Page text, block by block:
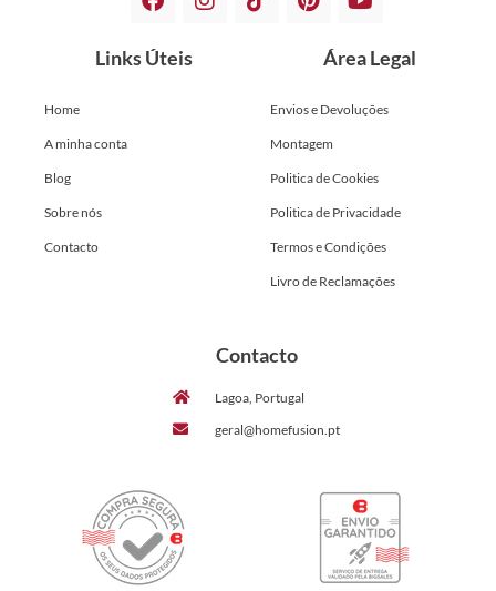
Links Úteis
Home
A minha conta
Blog
Sobre nós
Contacto
Área Legal
Envios e Devoluções
Montagem
Politica de Cookies
Politica de Privacidade
Termos e Condições
Livro de Reclamações
Contacto
Lagoa, Portugal
geral@homefusion.pt